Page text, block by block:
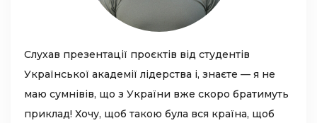
Слухав презентації проєктів від студентів
Української академії лідерства і, знаєте — я не
маю сумнівів, що з України вже скоро братимуть
приклад! Хочу, щоб такою була вся країна, щоб